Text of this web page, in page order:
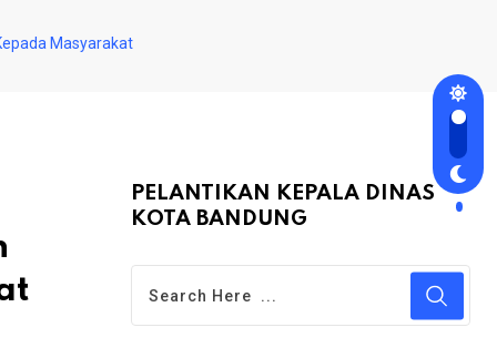
Masyarakat
PELANTIKAN KEPALA DINAS
KOTA BANDUNG